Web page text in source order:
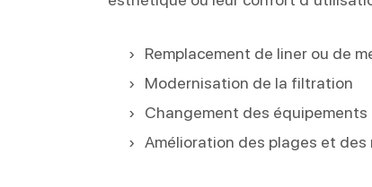
Remplacement de liner ou de
Modernisation de la filtration
Changement des
Amélioration des plages et des